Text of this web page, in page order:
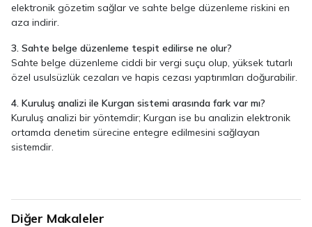
elektronik gözetim sağlar ve sahte belge düzenleme riskini en
aza indirir.
3. Sahte belge düzenleme tespit edilirse ne olur?
Sahte belge düzenleme ciddi bir vergi suçu olup, yüksek tutarlı
özel usulsüzlük cezaları ve hapis cezası yaptırımları doğurabilir.
4. Kuruluş analizi ile Kurgan sistemi arasında fark var mı?
Kuruluş analizi bir yöntemdir; Kurgan ise bu analizin elektronik
ortamda denetim sürecine entegre edilmesini sağlayan
sistemdir.
Diğer Makaleler